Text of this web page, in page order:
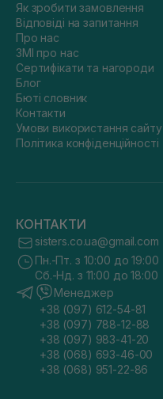
Як зробити замовлення
Відповіді на запитання
Про нас
ЗМІ про нас
Сертифікати та нагороди
Блог
Бюті словник
Контакти
Умови використання сайту
Політика конфіденційності
КОНТАКТИ
sisters.co.ua@gmail.com
Пн.-Пт. з 10:00 до 19:00
Сб.-Нд. з 11:00 до 18:00
Менеджер
+38 (097) 612-54-81
+38 (097) 788-12-88
+38 (097) 983-41-20
+38 (068) 693-46-00
+38 (068) 951-22-86